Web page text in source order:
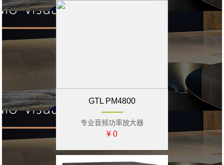
GTL PM4800
专业音频功率放大器
¥ 0